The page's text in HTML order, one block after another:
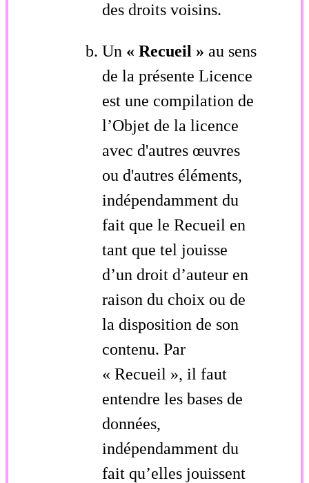
des droits voisins.
Un « Recueil » au sens
de la présente Licence
est une compilation de
l’Objet de la licence
avec d'autres œuvres
ou d'autres éléments,
indépendamment du
fait que le Recueil en
tant que tel jouisse
d’un droit d’auteur en
raison du choix ou de
la disposition de son
contenu. Par
« Recueil », il faut
entendre les bases de
données,
indépendamment du
fait qu’elles jouissent